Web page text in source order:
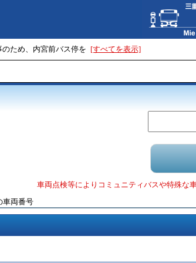
のため、内宮前バス停を [すべてを表示]
車両点検等によりコミュニティバスや特殊な
車両番号